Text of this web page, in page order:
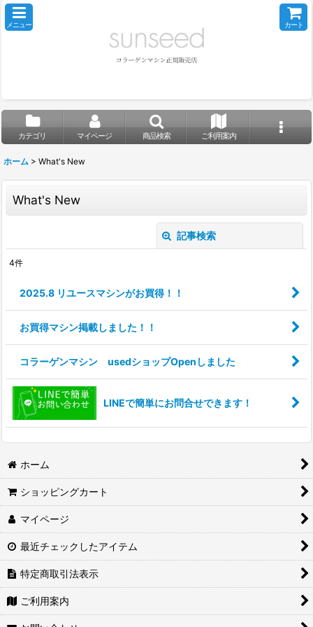
メニュー カート
カテゴリ マイページ 商品検索 ご利用案内
ホーム > What's New
What's New
記事検索
カテゴリ:
4件
2025.8 リユースマシンがお買得！！
お買得マシン掲載しました！！
コラーゲンマシン usedショップOpenしました
LINEで簡単にお問合せできます！
ホーム
ショッピングカート
マイページ
最近チェックしたアイテム
特定商取引法表示
ご利用案内